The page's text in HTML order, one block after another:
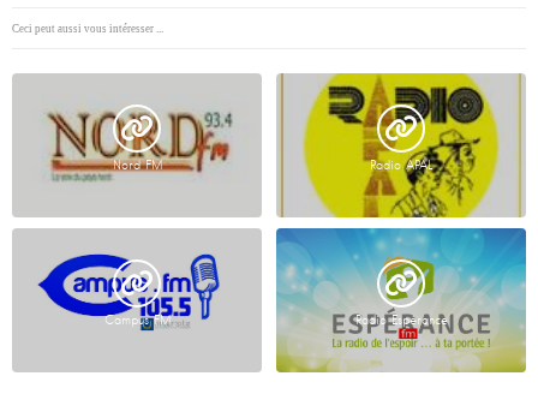
Ceci peut aussi vous intéresser ...
Nord FM Radio APAL
Campus FM Radio Espérance